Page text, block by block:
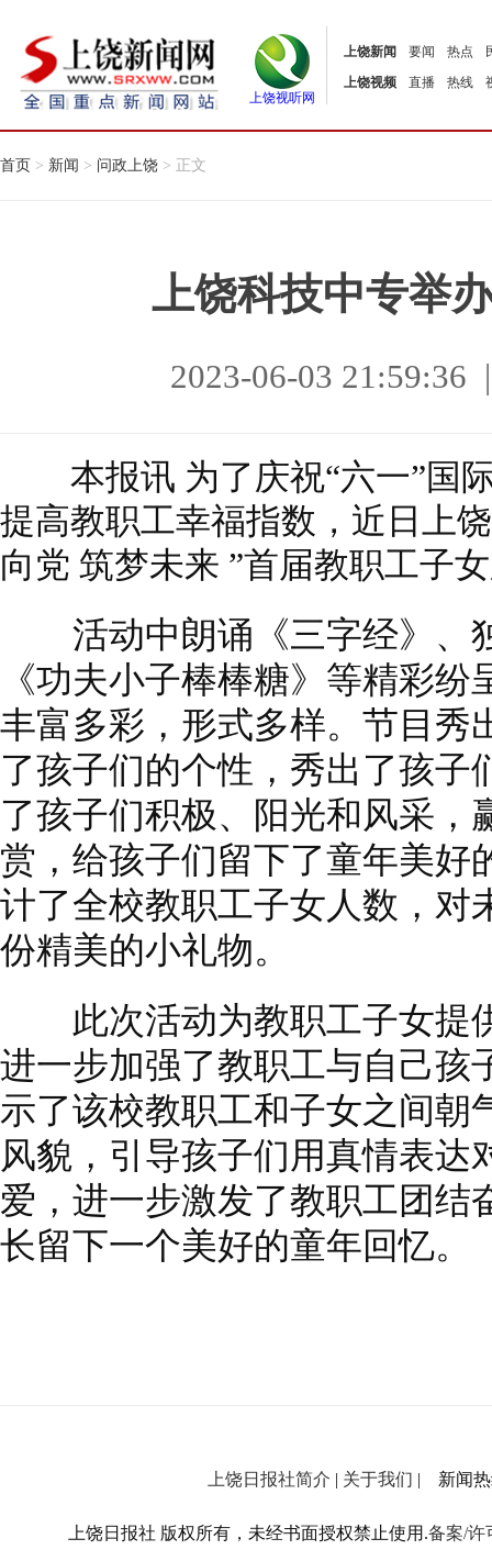
上饶视听网
上饶新闻 要闻 热点
上饶视频
直播 热线
首页 > 新闻 > 问政上饶 > 正文
上饶科技中专举
2023-06-03
本报讯 为了庆祝“六一”国
提高教职工幸福指数，近日上
向党 筑梦未来 ”首届教职工子
活动中朗诵《三字经》、
《功夫小子棒棒糖》等精彩
丰富多彩，形式多样。节目秀
了孩子们的个性，秀出了孩子
了孩子们积极、阳光和风采，
赏，给孩子们留下了童年美好
计了全校教职工子女人数，对
份精美的小礼物。
此次活动为教职工子女提
进一步加强了教职工与自己孩
示了该校教职工和子女之间朝
风貌，引导孩子们用真情表达
爱，进一步激发了教职工团结
长留下一个美好的童年回忆。
上饶日报社简介 | 关于我们 | 新闻热
上饶日报社 版权所有，未经书面授权禁止使用.备案/许